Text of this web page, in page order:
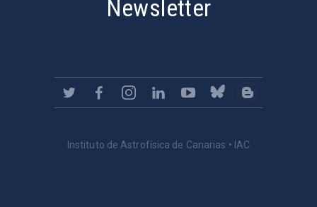
Newsletter
Instituto de Astrofísica de Canarias • IAC